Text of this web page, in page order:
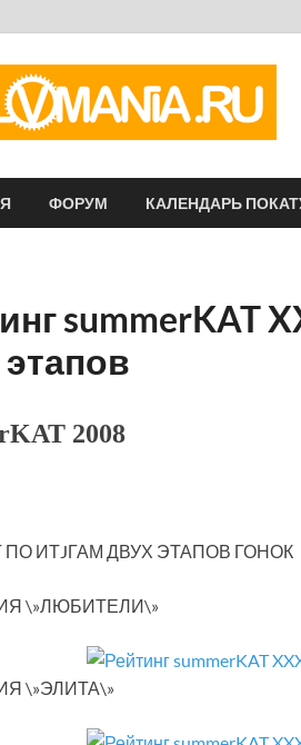
ФОРУМ КАЛЕНДАРЬ
summerKAT
2008
ИТJГАМ ДВУХ ЭТАПОВ ГОНОК
\»ЛЮБИТЕЛИ\»
\»ЭЛИТА\»